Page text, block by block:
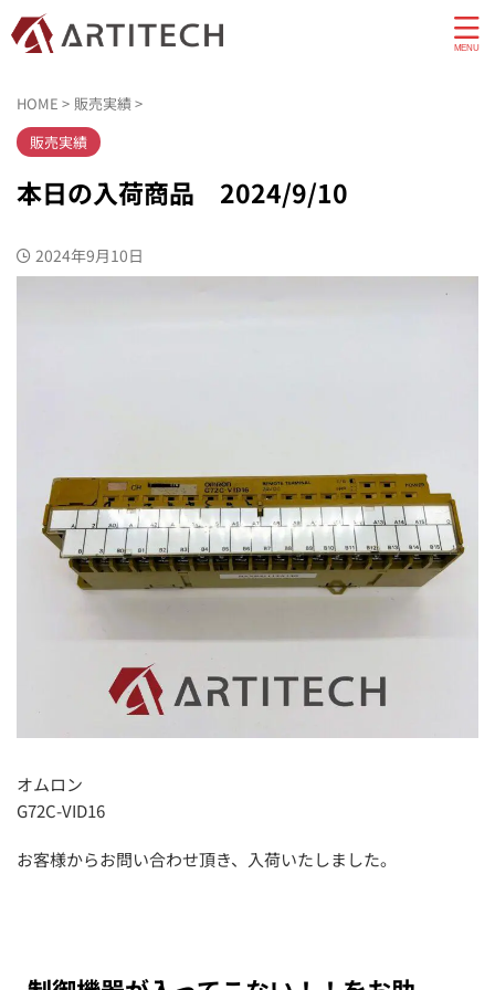
HOME > 販売実績>
販売実績
本日の入荷商品 2024/9/10
2024年9月10日
オムロン
G72C-VID16
お客様からお問い合わせ頂き、入荷いたしました。